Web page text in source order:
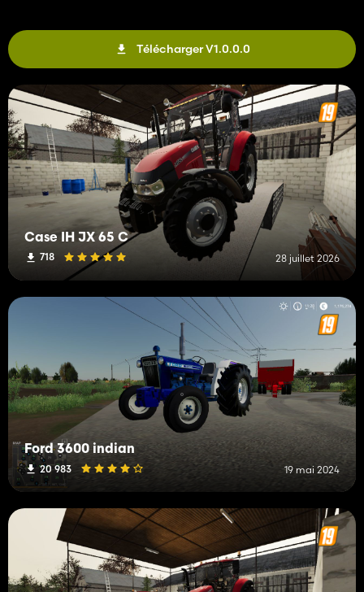
Télécharger V1.0.0.0
Case IH JX 65 C
718 28 juillet 2026
Ford 3600 indian
20 983 19 mai 2024